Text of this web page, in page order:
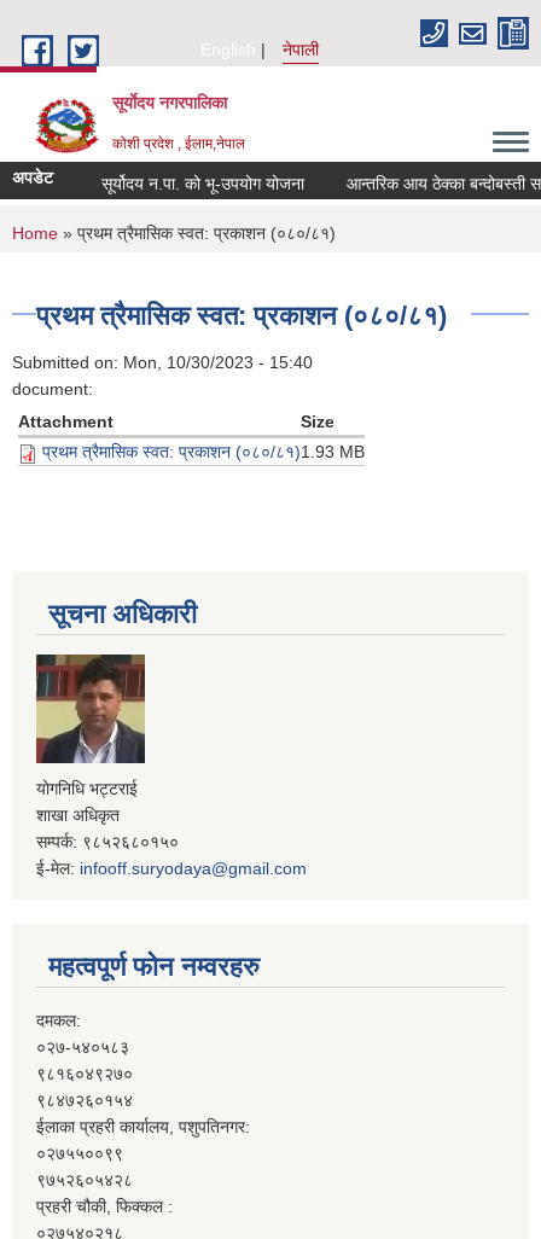
English
नेपाली
सूर्याेदय नगरपालिका
कोशी प्रदेश , ईलाम,नेपाल
अपडेट सूर्योदय न.पा. को भू-उपयोग योजना आन्तरिक आय ठेक्का बन्दोबस्ती
You are here
Home » प्रथम त्रैमासिक स्वत: प्रकाशन (०८०/८१)
प्रथम त्रैमासिक स्वत: प्रकाशन (०८०/८१)
Submitted on: Mon, 10/30/2023 - 15:40
document:
Attachment
Size
प्रथम त्रैमासिक स्वत: प्रकाशन (०८०/८१)1.93 MB
सूचना अधिकारी
योगनिधि भट्टराई
शाखा अधिकृत
सम्पर्क: ९८५२६८०१५०
ई-मेल: infooff.suryodaya@gmail.com
महत्वपूर्ण फोन नम्वरहरु
दमकल:
०२७-५४०५८३
९८१६०४९२७०
९८४७२६०१५४
ईलाका प्रहरी कार्यालय, पशुपतिनगर:
०२७५५००९९
९७५२६०५४२८
प्रहरी चौकी, फिक्कल :
०२७५४०२१८